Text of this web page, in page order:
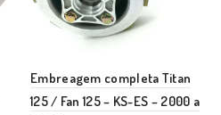
Embreagem completa Titan
125 / Fan 125 – KS-ES – 2000 a